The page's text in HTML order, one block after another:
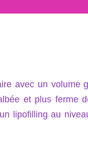
avec un volume
et plus ferme
lipofilling au